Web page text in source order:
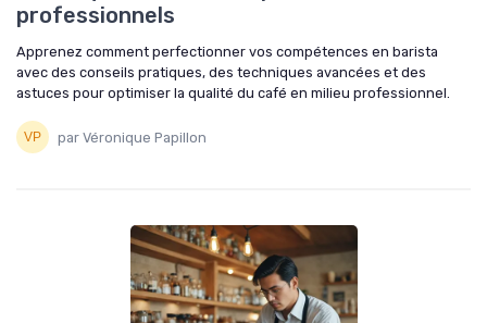
professionnels
Apprenez comment perfectionner vos compétences en barista
avec des conseils pratiques, des techniques avancées et des
astuces pour optimiser la qualité du café en milieu professionnel.
par Véronique Papillon